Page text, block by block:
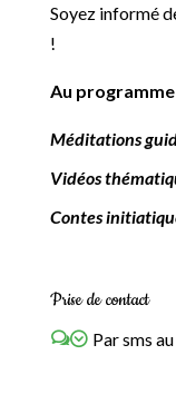
Soyez informé
!
Au programme
Méditations
Vidéos
Contes
Prise de contact
Par sms